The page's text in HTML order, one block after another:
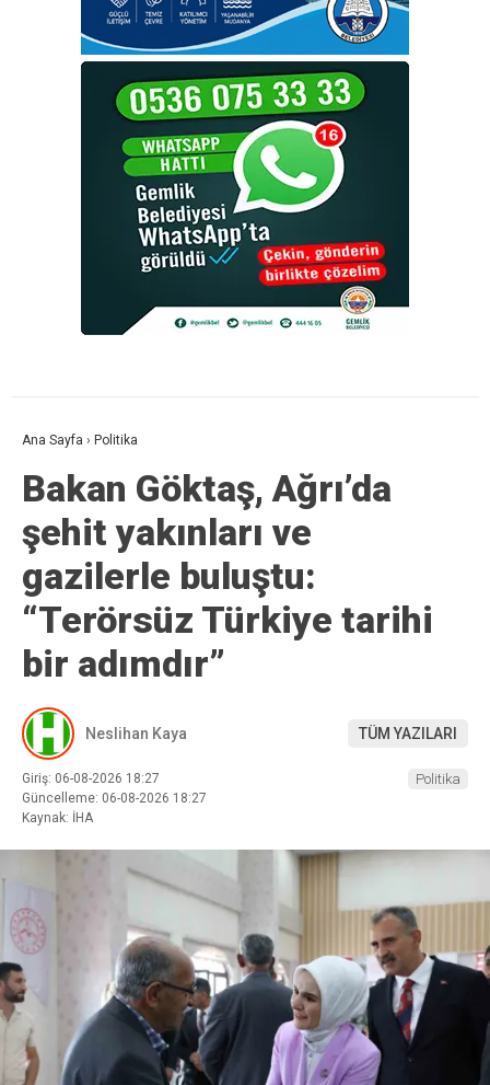
Ana Sayfa › Politika
Bakan Göktaş, Ağrı’da
şehit yakınları ve
gazilerle buluştu:
“Terörsüz Türkiye tarihi
bir adımdır”
Neslihan Kaya TÜM YAZILARI
Giriş: 06-08-2026 18:27
Güncelleme: 06-08-2026 18:27
Kaynak: İHA
Politika